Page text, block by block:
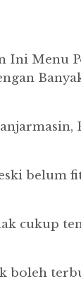
Ini Menu
belum
cukup
boleh